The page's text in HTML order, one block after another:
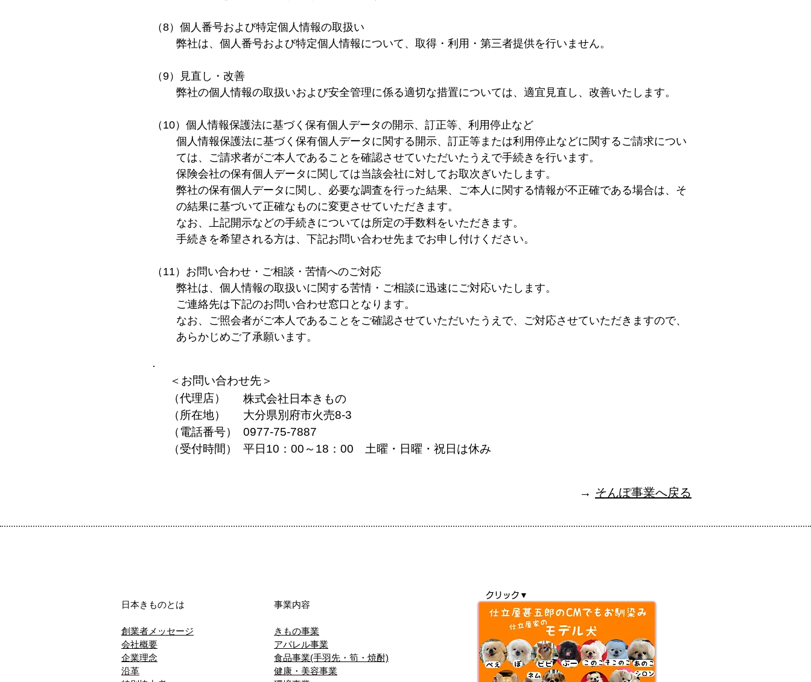
（8）個人番号および特定個人情報の取扱い
弊社は、個人番号および特定個人情報について、取得・利用・第三者提供を行いません。
（9）見直し・改善
弊社の個人情報の取扱いおよび安全管理に係る適切な措置については、適宜見直し、改善いたします。
（10）個人情報保護法に基づく保有個人データの開示、訂正等、利用停止など
個人情報保護法に基づく保有個人データに関する開示、訂正等または利用停止などに関するご請求につい
ては、ご請求者がご本人であることを確認させていただいたうえで手続きを行います。
保険会社の保有個人データに関しては当該会社に対してお取次ぎいたします。
弊社の保有個人データに関し、必要な調査を行った結果、ご本人に関する情報が不正確である場合は、そ
の結果に基づいて正確なものに変更させていただきます。
なお、上記開示などの手続きについては所定の手数料をいただきます。
手続きを希望される方は、下記お問い合わせ先までお申し付けください。
（11）お問い合わせ・ご相談・苦情へのご対応
弊社は、個人情報の取扱いに関する苦情・ご相談に迅速にご対応いたします。
ご連絡先は下記のお問い合わせ窓口となります。
なお、ご照会者がご本人であることをご確認させていただいたうえで、ご対応させていただきますので、
あらかじめご了承願います。
株式会社日本きもの
（所在地）
大分県別府市火売8-3
（代理店）
（電話番号）
0977-75-7887
（受付時間）
平日10：00～18：00 土曜・日曜・祝日は休み
＜お問い合わせ先＞
​→ そんぽ事業へ戻る
日本きものとは
創業者メッセージ
会社概要
企業理念
沿革
事業内容
きもの事業
​アパレル事業
食品事業(手羽先・筍・焼酎)
健康・美容事業
クリック▼